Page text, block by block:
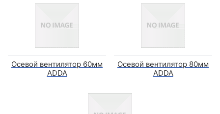
Осевой вентилятор 60мм
ADDA
Осевой вентилятор 80мм
ADDA